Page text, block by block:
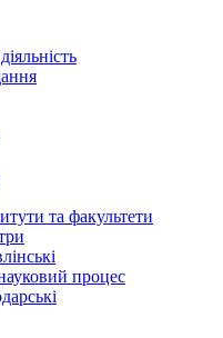
та факультети
процес